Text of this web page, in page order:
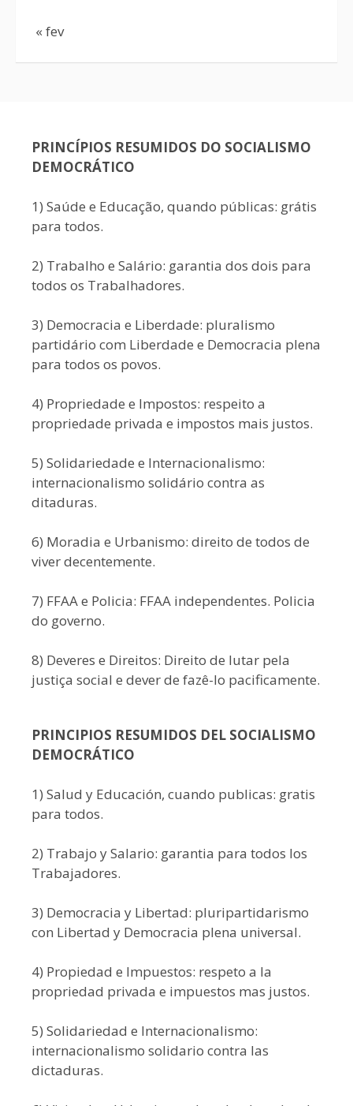
« fev
PRINCÍPIOS RESUMIDOS DO SOCIALISMO
DEMOCRÁTICO
1) Saúde e Educação, quando públicas: grátis
para todos.
2) Trabalho e Salário: garantia dos dois para
todos os Trabalhadores.
3) Democracia e Liberdade: pluralismo
partidário com Liberdade e Democracia plena
para todos os povos.
4) Propriedade e Impostos: respeito a
propriedade privada e impostos mais justos.
5) Solidariedade e Internacionalismo:
internacionalismo solidário contra as
ditaduras.
6) Moradia e Urbanismo: direito de todos de
viver decentemente.
7) FFAA e Policia: FFAA independentes. Policia
do governo.
8) Deveres e Direitos: Direito de lutar pela
justiça social e dever de fazê-lo pacificamente.
PRINCIPIOS RESUMIDOS DEL SOCIALISMO
DEMOCRÁTICO
1) Salud y Educación, cuando publicas: gratis
para todos.
2) Trabajo y Salario: garantia para todos los
Trabajadores.
3) Democracia y Libertad: pluripartidarismo
con Libertad y Democracia plena universal.
4) Propiedad e Impuestos: respeto a la
propriedad privada e impuestos mas justos.
5) Solidariedad e Internacionalismo:
internacionalismo solidario contra las
dictaduras.